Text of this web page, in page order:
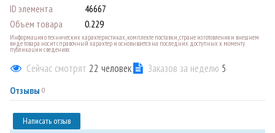
ID элемента
46667
Объем товара
0.229
Информация о технических характеристиках, комплекте поставки, стране изготовления и внешнем
виде товара носит справочный характер и основывается на последних доступных к моменту
публикации сведениях
Сейчас смотрят 22 человек Заказов за неделю 5
Отзывы 0
Написать отзыв